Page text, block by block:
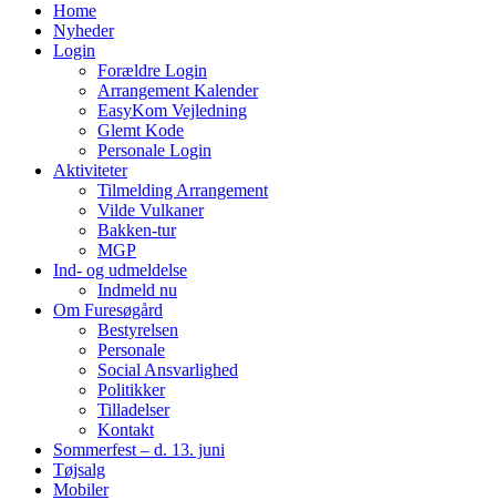
Home
Nyheder
Login
Forældre Login
Arrangement Kalender
EasyKom Vejledning
Glemt Kode
Personale Login
Aktiviteter
Tilmelding Arrangement
Vilde Vulkaner
Bakken-tur
MGP
Ind- og udmeldelse
Indmeld nu
Om Furesøgård
Bestyrelsen
Personale
Social Ansvarlighed
Politikker
Tilladelser
Kontakt
Sommerfest – d. 13. juni
Tøjsalg
Mobiler